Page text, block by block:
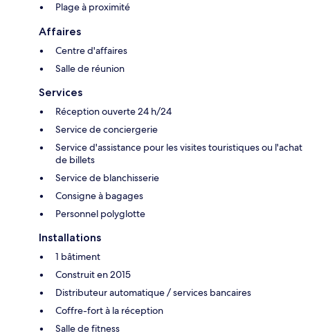
Plage à proximité
Affaires
Centre d'affaires
Salle de réunion
Services
Réception ouverte 24 h/24
Service de conciergerie
Service d'assistance pour les visites touristiques ou l'achat
de billets
Service de blanchisserie
Consigne à bagages
Personnel polyglotte
Installations
1 bâtiment
Construit en 2015
Distributeur automatique / services bancaires
Coffre-fort à la réception
Salle de fitness